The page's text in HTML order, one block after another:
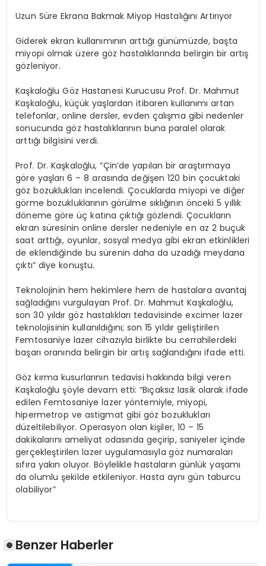
Uzun Süre Ekrana Bakmak Miyop Hastalığını Artırıyor
Giderek ekran kullanımının arttığı günümüzde, başta
miyopi olmak üzere göz hastalıklarında belirgin bir artış
gözleniyor.
Kaşkaloğlu Göz Hastanesi Kurucusu Prof. Dr. Mahmut
Kaşkaloğlu, küçük yaşlardan itibaren kullanımı artan
telefonlar, online dersler, evden çalışma gibi nedenler
sonucunda göz hastalıklarının buna paralel olarak
arttığı bilgisini verdi.
Prof. Dr. Kaşkaloğlu, “Çin’de yapılan bir araştırmaya
göre yaşları 6 – 8 arasında değişen 120 bin çocuktaki
göz bozuklukları incelendi. Çocuklarda miyopi ve diğer
görme bozukluklarının görülme sıklığının önceki 5 yıllık
döneme göre üç katına çıktığı gözlendi. Çocukların
ekran süresinin online dersler nedeniyle en az 2 buçuk
saat arttığı, oyunlar, sosyal medya gibi ekran etkinlikleri
de eklendiğinde bu sürenin daha da uzadığı meydana
çıktı” diye konuştu.
Teknolojinin hem hekimlere hem de hastalara avantaj
sağladığını vurgulayan Prof. Dr. Mahmut Kaşkaloğlu,
son 30 yıldır göz hastalıkları tedavisinde excimer lazer
teknolojisinin kullanıldığını; son 15 yıldır geliştirilen
Femtosaniye lazer cihazıyla birlikte bu cerrahilerdeki
başarı oranında belirgin bir artış sağlandığını ifade etti.
Göz kırma kusurlarının tedavisi hakkında bilgi veren
Kaşkaloğlu şöyle devam etti: “Bıçaksız lasik olarak ifade
edilen Femtosaniye lazer yöntemiyle, miyopi,
hipermetrop ve astigmat gibi göz bozuklukları
düzeltilebiliyor. Operasyon olan kişiler, 10 – 15
dakikalarını ameliyat odasında geçirip, saniyeler içinde
gerçekleştirilen lazer uygulamasıyla göz numaraları
sıfıra yakın oluyor. Böylelikle hastaların günlük yaşamı
da olumlu şekilde etkileniyor. Hasta aynı gün taburcu
olabiliyor”
Benzer Haberler